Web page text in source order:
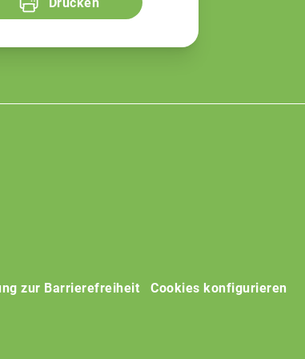
zur Barrierefreiheit Cookies konfigurieren